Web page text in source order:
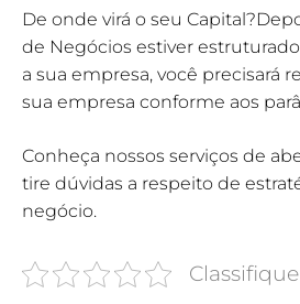
De onde virá o seu
de Negócios estiver
a sua empresa, você precisará
sua empresa conforme aos
Conheça nossos serviços de
tire dúvidas a respeito de
negócio.